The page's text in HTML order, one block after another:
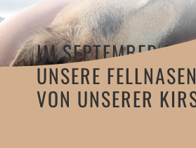
IM SEPTEMBER
UNSERE
VON UNSERER